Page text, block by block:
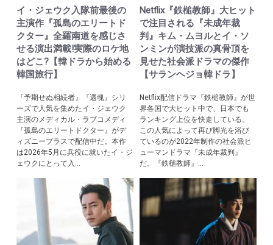
イ・ジェウク入隊前最後の
主演作『孤島のエリートド
クター』全羅南道を感じさ
せる演出満載!実際のロケ地
はどこ?【韓ドラから始める
韓国旅行】
『予期せぬ相続者』『還魂』シリ
ーズで人気を集めたイ・ジェウク
主演のメディカル・ラブコメディ
『孤島のエリートドクター』がデ
ィズニープラスで配信中だ。本作
は2026年5月に兵役に就いたイ・ジ
ェウクにとって入...
Netflix『鉄槌教師』大ヒット
で注目される『未成年裁
判』キム・ムヨルとイ・ソ
ンミンが演技派の真骨頂を
見せた社会派ドラマの傑作
【サランヘジョ韓ドラ】
Netflix配信ドラマ『鉄槌教師』が世
界各国で大ヒット中で、日本でも
ランキング上位を快走している。
この人気によって再び脚光を浴び
ているのが2022年制作の社会派ヒ
ューマンドラマ『未成年裁判』
だ。『鉄槌教師』...